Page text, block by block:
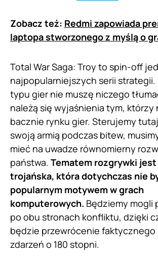
Zobacz też: Redmi zapowiada
laptopa stworzonego z myślą o
Total War Saga: Troy to spin-off
najpopularniejszych serii strategii.
typu gier nie muszę niczego
należą się wyjaśnienia tym, którzy
bacznie rynku gier. Sterujemy
swoją armią podczas bitew,
mieć na uwadze równomierny
państwa. Tematem rozgrywki
trojańska, która dotychczas nie
popularnym motywem w grach
komputerowych. Będziemy mogli
po obu stronach konfliktu, dzięki
będzie przewrócenie faktycznego
zdarzeń o 180 stopni.